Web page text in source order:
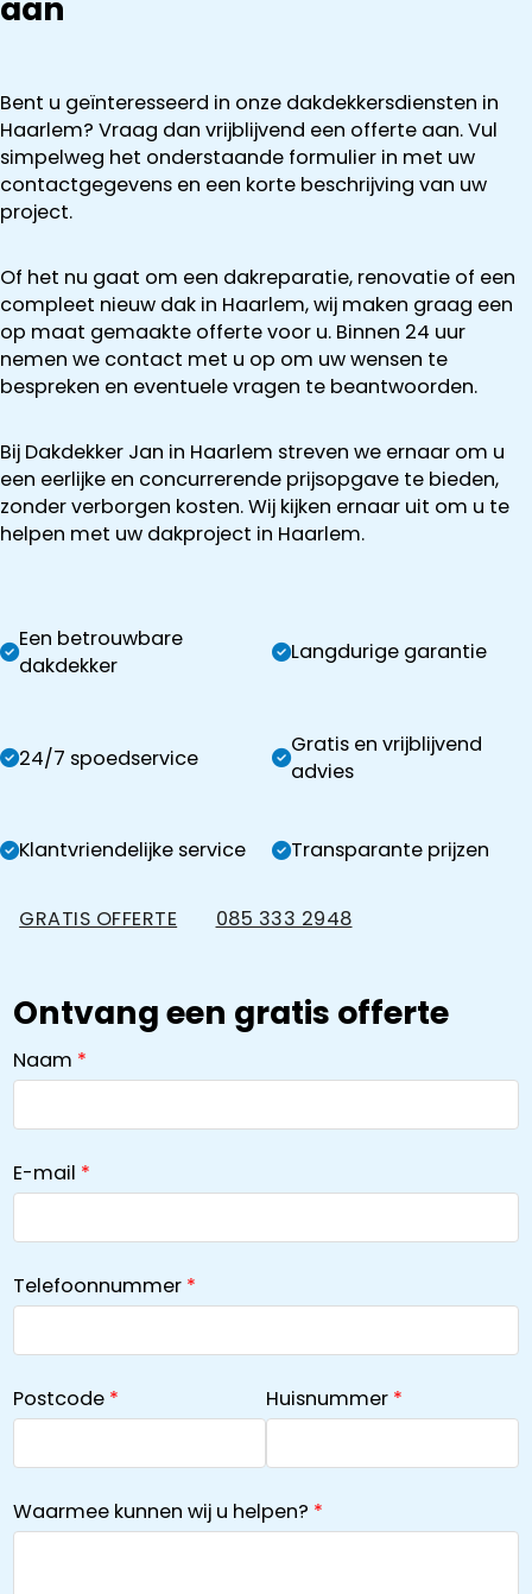
aan
Bent u geïnteresseerd in onze dakdekkersdiensten in
Haarlem? Vraag dan vrijblijvend een offerte aan. Vul
simpelweg het onderstaande formulier in met uw
contactgegevens en een korte beschrijving van uw
project.
Of het nu gaat om een dakreparatie, renovatie of een
compleet nieuw dak in Haarlem, wij maken graag een
op maat gemaakte offerte voor u. Binnen 24 uur
nemen we contact met u op om uw wensen te
bespreken en eventuele vragen te beantwoorden.
Bij Dakdekker Jan in Haarlem streven we ernaar om u
een eerlijke en concurrerende prijsopgave te bieden,
zonder verborgen kosten. Wij kijken ernaar uit om u te
helpen met uw dakproject in Haarlem.
Een betrouwbare
dakdekker
Langdurige garantie
24/7 spoedservice
Gratis en vrijblijvend
advies
Klantvriendelijke service Transparante prijzen
GRATIS OFFERTE 085 333 2948
Ontvang een gratis offerte
Naam
E-mail
Telefoonnummer
Postcode Huisnummer
Waarmee kunnen wij u helpen?